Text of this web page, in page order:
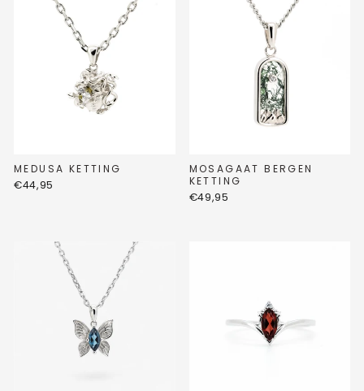
MEDUSA KETTING
€44,95
MOSAGAAT BERGEN
KETTING
€49,95